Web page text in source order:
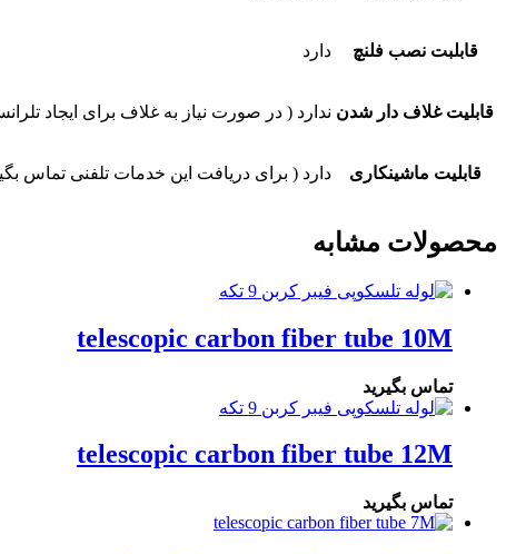
قابلبت نصب فلنچ دارد
قابلیت غلاف دار شدن ندارد ( در صورت نیاز به غلاف برای ایجاد
قابلیت ماشینکاری دارد ( برای دریافت این خدمات تلفنی تماس
محصولات مشابه
telescopic carbon fiber tube 10M
تماس بگیرید
telescopic carbon fiber tube 12M
تماس بگیرید